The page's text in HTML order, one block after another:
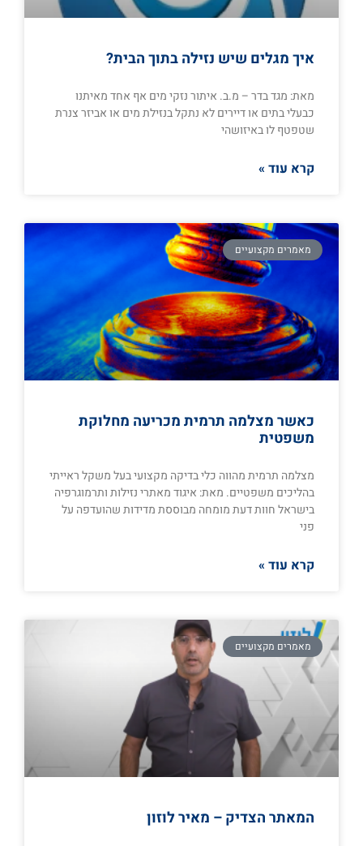
איך מגלים שיש נזילה בתוך הבית?
מאת: מגד בדר – מ.ב. איתור נזקי מים אף אחד מאיתנו
כבעלי בתים או דיירים לא נתקל בנזילת מים או אביזר צנרת
שטפטף לו באיזושהי
קרא עוד »
מאמרים מקצועיים
כאשר מצלמה תרמית מכריעה מחלוקת
משפטית
מצלמה תרמית מהווה כלי בדיקה מקצועי בעל משקל ראייתי
בהליכים משפטיים. מאת: איגוד מאתרי נזילות ותרמוגרפיה
בישראל חוות דעת מומחה מבוססת מדידות שהועדפה על
פני
קרא עוד »
מאמרים מקצועיים
המאתר הצדיק – מאיר לוזון